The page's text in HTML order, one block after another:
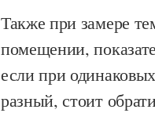
Также при замере
помещении,
если при
разный, стоит